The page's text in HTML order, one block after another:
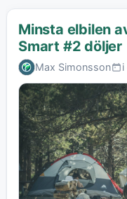
Minsta elbilen
Smart #2 döljer
Max Simonsson i